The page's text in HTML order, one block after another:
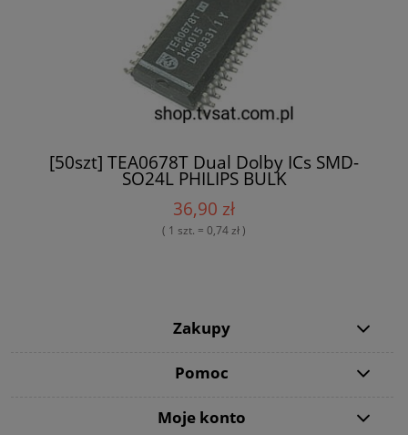
[50szt] TEA0678T Dual Dolby ICs SMD-
SO24L PHILIPS BULK
36,90 zł
( 1 szt. = 0,74 zł )
Zakupy
Pomoc
Moje konto